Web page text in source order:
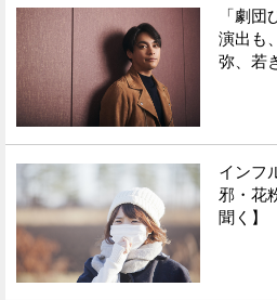
ー
ト
ピ
ー
健康
ライフスタイル
ソーシャル
アイテム
ウートピと
「劇
演出も
弥、若
インフ
邪・花
聞く】